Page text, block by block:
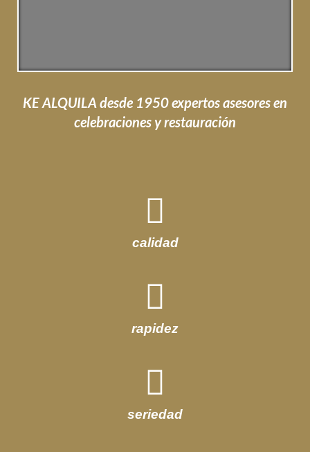
KE ALQUILA desde 1950 expertos asesores en
celebraciones y restauración
calidad
rapidez
seriedad